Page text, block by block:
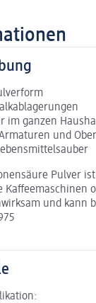
im ganzen
und
Pulver
Kaffeemaschinen
und kann